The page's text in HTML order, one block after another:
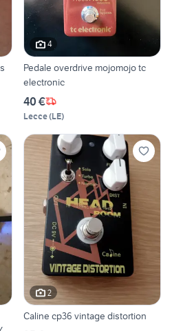
4
Pedale overdrive mojomojo tc
electronic
40 €
Lecce(LE)
2
Caline cp36 vintage distortion